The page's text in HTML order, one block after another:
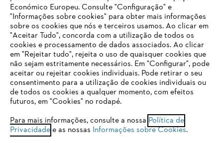
Mantenha-se atualizado com a Newsletter
STIHL
Email
Subscrever a newsletter
O SEU NAVEGADOR NÃO SUPORTA
ESTE WEBSITE
Está utilizar um navegador que ainda não suportamos. Para
obter o melhor uso de nosso site, recomendamos que altere
para um dos seguintes navegadores:
firefox chrome
Económico Europeu. Consulte "Configuração" e
"Informações sobre cookies" para obter mais informações
sobre os cookies que nós e terceiros usamos. Ao clicar em
"Aceitar Tudo", concorda com a utilização de todos os
cookies e processamento de dados associados. Ao clicar
em "Rejeitar tudo", rejeita o uso de quaisquer cookies que
não sejam estritamente necessários. Em "Configurar", pode
aceitar ou rejeitar cookies individuais. Pode retirar o seu
consentimento para a utilização de cookies individuais ou
de todos os cookies a qualquer momento, com efeitos
futuros, em "Cookies" no rodapé.
Para mais informações, consulte a nossa Política de
Privacidadee as nossas Informações sobre Cookies.